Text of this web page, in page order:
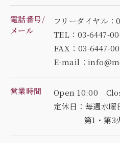
電話番号/
メール
フリーダイヤル
TEL：03-6447-
FAX：03-6447-
E-mail：
営業時間
Open 10:00
定休日：毎週水曜
第1・第3